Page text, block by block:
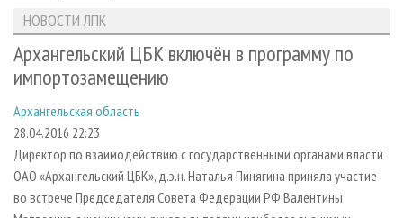
ЛЕСОЗАГОТОВКА
ЛЕСОПИЛЕНИЕ
СУШКА ДРЕВЕСИНЫ
ПРОИЗВОДСТВО ДРЕВЕСНЫХ ПЛИТ
ДЕРЕВЯННОЕ ДОМОСТРОЕНИЕ
НОВОСТИ ЛПК
НОВОСТИ ЖУРНАЛА
ПРОЕКТЫ ЛПИ
АНАЛИТИКА
ПРЕДПРИЯТИЯ ЛПК
ПЕРСОНЫ
МОБИЛЬНЫЕ ВЫСТАВКИ
ОФИЦИАЛЬНЫЕ ДЕЛЕГАЦИИ
АРХИВ ЖУРНАЛОВ
О ЖУРНАЛЕ
ПОДПИСКА
КОНТАКТЫ
РЕКЛАМОДАТЕЛЯМ
РЕКЛАМА
РЕКЛАМА НА САЙТЕ
НОВОСТИ ЛПК
Архангельский ЦБК включён в программу по
импортозамещению
Архангельская область
28.04.2016 22:23
Директор по взаимодействию с государственными органами власти
ОАО «Архангельский ЦБК», д.э.н. Наталья Пинягина приняла участие
во встрече Председателя Совета Федерации РФ Валентины